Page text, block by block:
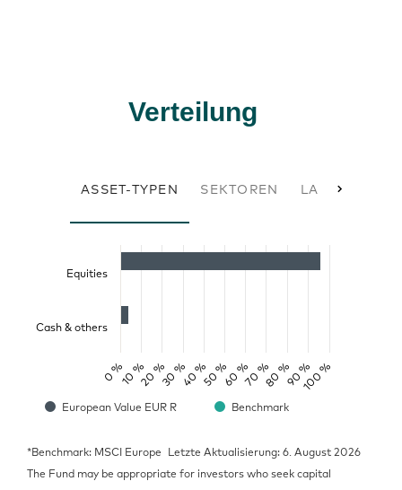
Verteilung
ASSET-TYPEN SEKTOREN LAND AKTIEN
European Value EUR R Benchmark
Equities
Cash & others
0 %10 %20 %30 %40 %50 %60 %70 %80 %90 %100 %
Letzte Aktualisierung: 6. August 2026
*Benchmark: MSCI Europe
The Fund may be appropriate for investors who seek capital